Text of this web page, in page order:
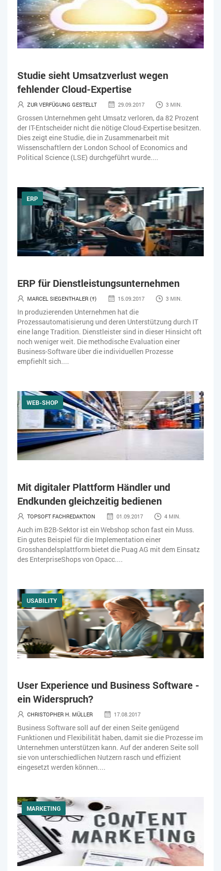
Studie sieht Umsatzverlust wegen
fehlender Cloud-Expertise
ZUR VERFÜGUNG GESTELLT 29.09.2017 3 MIN.
Grossen Unternehmen geht Umsatz verloren, da 82 Prozent
der IT-Entscheider nicht die nötige Cloud-Expertise besitzen.
Dies zeigt eine Studie, die in Zusammenarbeit mit
Wissenschaftlern der London School of Economics and
Political Science (LSE) durchgeführt wurde....
ERP
ERP für Dienstleistungsunternehmen
MARCEL SIEGENTHALER (†) 15.09.2017 3 MIN.
In produzierenden Unternehmen hat die
Prozessautomatisierung und deren Unterstützung durch IT
eine lange Tradition. Dienstleister sind in dieser Hinsicht oft
noch weniger weit. Die methodische Evaluation einer
Business-Software über die individuellen Prozesse
empfiehlt sich....
WEB-SHOP
Mit digitaler Plattform Händler und
Endkunden gleichzeitig bedienen
TOPSOFT FACHREDAKTION 01.09.2017 4 MIN.
Auch im B2B-Sektor ist ein Webshop schon fast ein Muss.
Ein gutes Beispiel für die Implementation einer
Grosshandelsplattform bietet die Puag AG mit dem Einsatz
des EnterpriseShops von Opacc....
USABILITY
User Experience und Business Software -
ein Widerspruch?
CHRISTOPHER H. MÜLLER 17.08.2017
Business Software soll auf der einen Seite genügend
Funktionen und Flexibilität haben, damit sie die Prozesse im
Unternehmen unterstützen kann. Auf der anderen Seite soll
sie von unterschiedlichen Nutzern rasch und effizient
eingesetzt werden können....
MARKETING